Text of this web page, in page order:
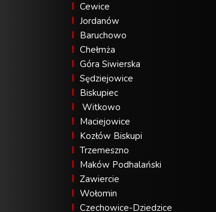
Cewice
Jordanów
Baruchowo
Chełmża
Góra Siwierska
Sędziejowice
Biskupiec
Witkowo
Maciejowice
Kozłów Biskupi
Trzemeszno
Maków Podhalański
Zawiercie
Wołomin
Czechowice-Dziedzice